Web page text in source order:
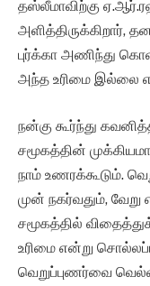
தஸ்லீமாவிற்கு
அளித்திருக்கிறார்,
புர்க்கா அணிந்து
அந்த உரிமை இல்லை
நன்கு கூர்ந்து
சமூகத்தின்
நாம் உணரக்கூடும்.
முன் நகர்வதும்,
சமூகத்தில்
உரிமை என்று
வெறுப்புணர்வை